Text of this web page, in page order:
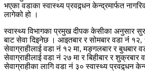
भएका वडाका स्वास्थ्य प्रवद्र्धन केन्द्रमार्फत
लागेको हो ।
स्वास्थ्य विभागका प्रमुख दीपक केसीका अनुसार
बाट सेवा दिइनेछ । आइतबार र सोमबार वडा नंं
सेवाग्राहीलाई वडा नं १२ मा, मङ्गलबार र बुधबार
सेवाग्राहीलाई वडा नं २७ मा र बिहीबार र
सेवाग्राहीका लागि वडा नं ३० स्वास्थ्य प्रवद्र्धन